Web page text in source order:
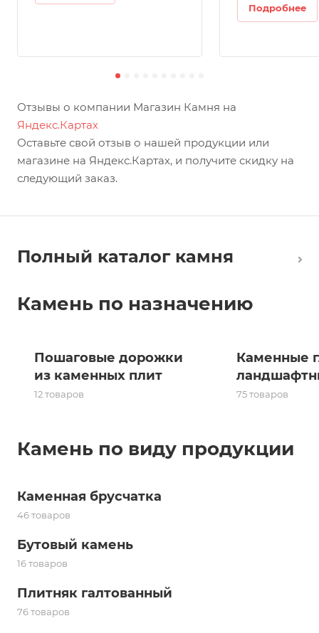
Подробнее
Отзывы о компании Магазин Камня на
Яндекс.Картах
Оставьте свой отзыв о нашей продукции или
магазине на Яндекс.Картах, и получите скидку на
следующий заказ.
Полный каталог камня
Камень по назначению
Пошаговые дорожки
из каменных плит
12 товаров
Каменные
75 товаров
Камень по виду продукции
Каменная брусчатка
46 товаров
Бутовый камень
16 товаров
Плитняк галтованный
76 товаров